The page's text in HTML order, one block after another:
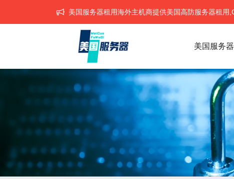
美国服务器租用海外主机商提供美国高防服务器租
美国服务器